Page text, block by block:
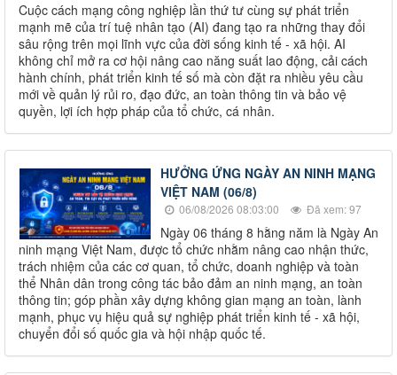
Cuộc cách mạng công nghiệp lần thứ tư cùng sự phát triển
mạnh mẽ của trí tuệ nhân tạo (AI) đang tạo ra những thay đổi
sâu rộng trên mọi lĩnh vực của đời sống kinh tế - xã hội. AI
không chỉ mở ra cơ hội nâng cao năng suất lao động, cải cách
hành chính, phát triển kinh tế số mà còn đặt ra nhiều yêu cầu
mới về quản lý rủi ro, đạo đức, an toàn thông tin và bảo vệ
quyền, lợi ích hợp pháp của tổ chức, cá nhân.
HƯỞNG ỨNG NGÀY AN NINH MẠNG
VIỆT NAM (06/8)
06/08/2026 08:03:00 Đã xem: 97
Ngày 06 tháng 8 hằng năm là Ngày An
ninh mạng Việt Nam, được tổ chức nhằm nâng cao nhận thức,
trách nhiệm của các cơ quan, tổ chức, doanh nghiệp và toàn
thể Nhân dân trong công tác bảo đảm an ninh mạng, an toàn
thông tin; góp phần xây dựng không gian mạng an toàn, lành
mạnh, phục vụ hiệu quả sự nghiệp phát triển kinh tế - xã hội,
chuyển đổi số quốc gia và hội nhập quốc tế.